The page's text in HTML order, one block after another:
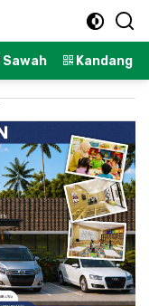
Sawah Kandang